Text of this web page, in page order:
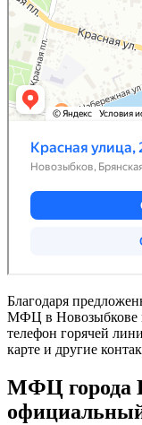
Благодаря
МФЦ в Новозыбкове
телефон горячей
карте и другие
МФЦ города